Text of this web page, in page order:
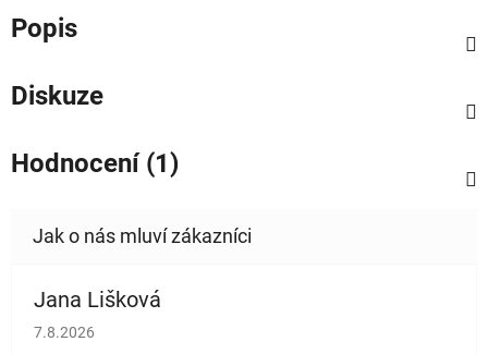
Popis
Diskuze
Hodnocení (1)
Jana Lišková
Hodnocení obchodu je 5 z 5 hvězdiček.
7.8.2026